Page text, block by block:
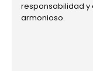
responsabilidad y
armonioso.